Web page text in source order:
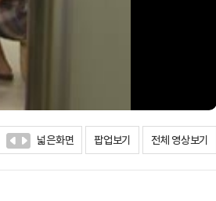
넓은화면 팝업보기 전체 영상보기